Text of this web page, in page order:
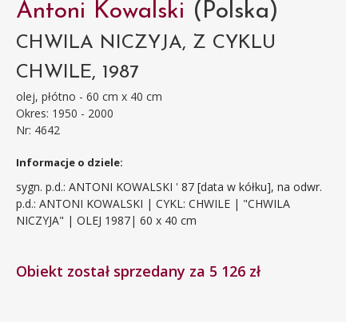
Antoni Kowalski (Polska)
CHWILA NICZYJA, Z CYKLU
CHWILE, 1987
olej, płótno - 60 cm x 40 cm
Okres: 1950 - 2000
Nr: 4642
Informacje o dziele:
sygn. p.d.: ANTONI KOWALSKI ' 87 [data w kółku], na odwr.
p.d.: ANTONI KOWALSKI | CYKL: CHWILE | "CHWILA
NICZYJA" | OLEJ 1987| 60 x 40 cm
Obiekt został sprzedany za 5 126 zł